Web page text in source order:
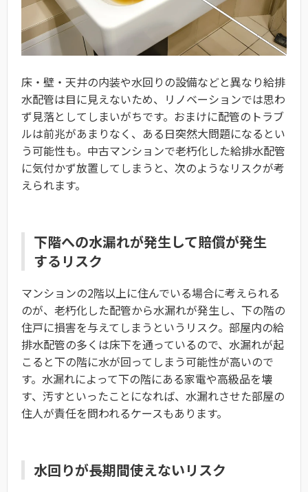
床・壁・天井の内装や水回りの設備などと異なり給排
水配管は目に見えないため、リノベーションでは思わ
ず見落としてしまいがちです。おまけに配管のトラブ
ルは前兆があまりなく、ある日突然大問題になるとい
う可能性も。中古マンションで老朽化した給排水配管
に気付かず放置してしまうと、次のようなリスクが考
えられます。
下階への水漏れが発生して賠償が発生
するリスク
マンションの2階以上に住んでいる場合に考えられる
のが、老朽化した配管から水漏れが発生し、下の階の
住戸に損害を与えてしまうというリスク。部屋内の給
排水配管の多くは床下を通っているので、水漏れが起
こると下の階に水が回ってしまう可能性が高いので
す。水漏れによって下の階にある家電や高級品を壊
す、汚すといったことになれば、水漏れさせた部屋の
住人が責任を問われるケースもあります。
水回りが長期間使えないリスク